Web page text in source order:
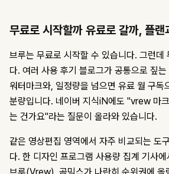
무료로 시작할까 유료로 갈까, 플
브루는 무료로 시작할 수 있습니다. 그런데
다. 여러 사용 후기 블로그가 공통으로 짚
워터마크와, 일정량을 넘으면 유료 월 구독
분량입니다. 네이버 지식iN에도 "vrew 마
는 건가요"라는 질문이 올라와 있습니다.
같은 영상편집 영역에서 자주 비교되는 도
다. 한 디자인 프로그램 사용량 집계 기사